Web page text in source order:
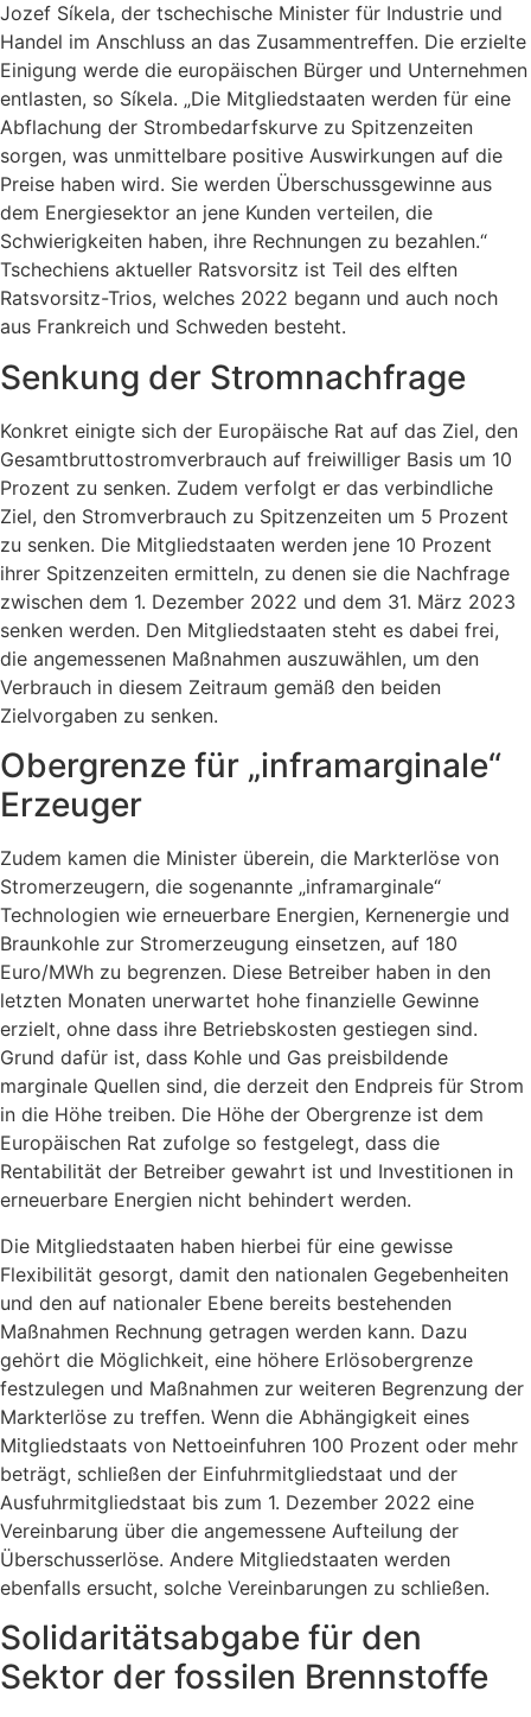
Jozef Síkela, der tschechische Minister für Industrie und
Handel im Anschluss an das Zusammentreffen. Die erzielte
Einigung werde die europäischen Bürger und Unternehmen
entlasten, so Síkela. „Die Mitgliedstaaten werden für eine
Abflachung der Strombedarfskurve zu Spitzenzeiten
sorgen, was unmittelbare positive Auswirkungen auf die
Preise haben wird. Sie werden Überschussgewinne aus
dem Energiesektor an jene Kunden verteilen, die
Schwierigkeiten haben, ihre Rechnungen zu bezahlen.“
Tschechiens aktueller Ratsvorsitz ist Teil des elften
Ratsvorsitz-Trios, welches 2022 begann und auch noch
aus Frankreich und Schweden besteht.
Senkung der Stromnachfrage
Konkret einigte sich der Europäische Rat auf das Ziel, den
Gesamtbruttostromverbrauch auf freiwilliger Basis um 10
Prozent zu senken. Zudem verfolgt er das verbindliche
Ziel, den Stromverbrauch zu Spitzenzeiten um 5 Prozent
zu senken. Die Mitgliedstaaten werden jene 10 Prozent
ihrer Spitzenzeiten ermitteln, zu denen sie die Nachfrage
zwischen dem 1. Dezember 2022 und dem 31. März 2023
senken werden. Den Mitgliedstaaten steht es dabei frei,
die angemessenen Maßnahmen auszuwählen, um den
Verbrauch in diesem Zeitraum gemäß den beiden
Zielvorgaben zu senken.
Obergrenze für „inframarginale“
Erzeuger
Zudem kamen die Minister überein, die Markterlöse von
Stromerzeugern, die sogenannte „inframarginale“
Technologien wie erneuerbare Energien, Kernenergie und
Braunkohle zur Stromerzeugung einsetzen, auf 180
Euro/MWh zu begrenzen. Diese Betreiber haben in den
letzten Monaten unerwartet hohe finanzielle Gewinne
erzielt, ohne dass ihre Betriebskosten gestiegen sind.
Grund dafür ist, dass Kohle und Gas preisbildende
marginale Quellen sind, die derzeit den Endpreis für Strom
in die Höhe treiben. Die Höhe der Obergrenze ist dem
Europäischen Rat zufolge so festgelegt, dass die
Rentabilität der Betreiber gewahrt ist und Investitionen in
erneuerbare Energien nicht behindert werden.
Die Mitgliedstaaten haben hierbei für eine gewisse
Flexibilität gesorgt, damit den nationalen Gegebenheiten
und den auf nationaler Ebene bereits bestehenden
Maßnahmen Rechnung getragen werden kann. Dazu
gehört die Möglichkeit, eine höhere Erlösobergrenze
festzulegen und Maßnahmen zur weiteren Begrenzung der
Markterlöse zu treffen. Wenn die Abhängigkeit eines
Mitgliedstaats von Nettoeinfuhren 100 Prozent oder mehr
beträgt, schließen der Einfuhrmitgliedstaat und der
Ausfuhrmitgliedstaat bis zum 1. Dezember 2022 eine
Vereinbarung über die angemessene Aufteilung der
Überschusserlöse. Andere Mitgliedstaaten werden
ebenfalls ersucht, solche Vereinbarungen zu schließen.
Solidaritätsabgabe für den
Sektor der fossilen Brennstoffe